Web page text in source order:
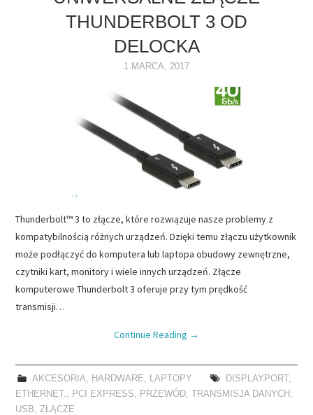
NAPĘDY
OPROGRAMOWANIE
THUNDERBOLT 3 OD
DELOCKA
1 MARCA, 2017
Thunderbolt™ 3 to złącze, które rozwiązuje nasze problemy z
kompatybilnością różnych urządzeń. Dzięki temu złączu użytkownik
może podłączyć do komputera lub laptopa obudowy zewnętrzne,
czytniki kart, monitory i wiele innych urządzeń. Złącze
komputerowe Thunderbolt 3 oferuje przy tym prędkość
transmisji…
Continue Reading →
AKCESORIA, HARDWARE, LAPTOPY DISPLAYPORT ,
ETHERNET., PCI EXPRESS, PRZEWÓD, TRANSMISJA DANYCH ,
USB,ZŁĄCZE